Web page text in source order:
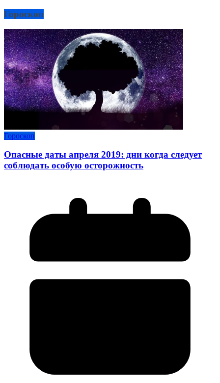
Гороскоп
Гороскоп
Опасные даты апреля 2019: дни когда следует
соблюдать особую осторожность